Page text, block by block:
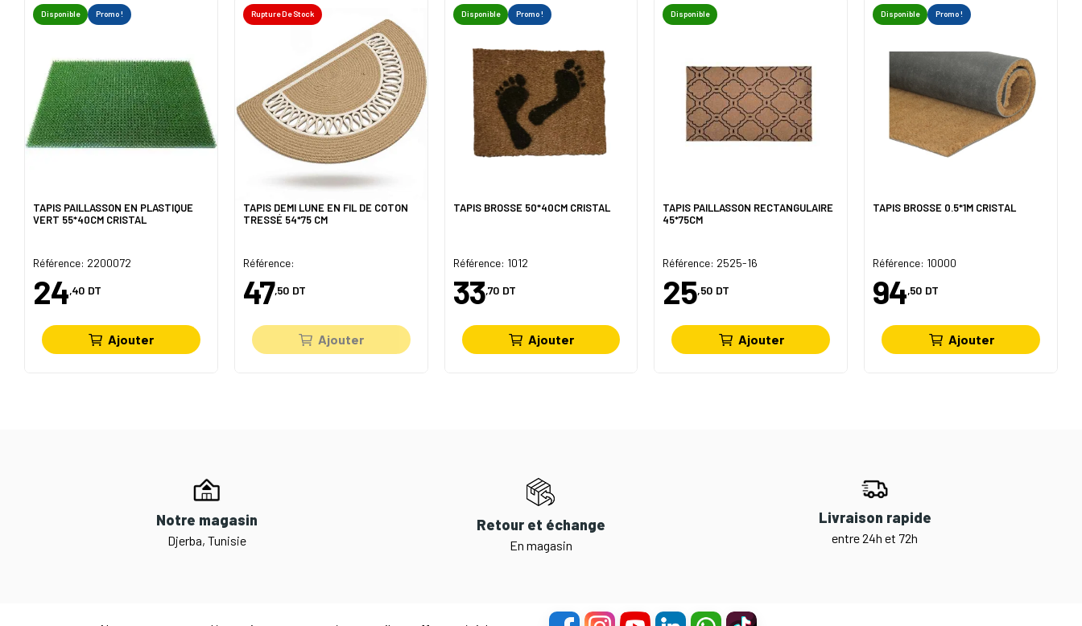
Disponible Promo !
TAPIS PAILLASSON EN PLASTIQUE
VERT 55*40CM CRISTAL
Référence: 2200072
24,40 DT
Ajouter
Rupture De Stock
TAPIS DEMI LUNE EN FIL DE COTON
TRESSÉ 54*75 CM
Référence:
47,50 DT
Ajouter
Disponible Promo !
TAPIS BROSSE 50*40CM CRISTAL
Référence: 1012
33,70 DT
Ajouter
Disponible
TAPIS PAILLASSON RECTANGULAIRE
45*75CM
Référence: 2525-16
25,50 DT
Ajouter
Disponible Promo !
TAPIS BROSSE 0.5*1M CRISTAL
Référence: 10000
94,50 DT
Ajouter
Notre magasin
Djerba, Tunisie
Retour et échange
En magasin
Livraison rapide
entre 24h et 72h